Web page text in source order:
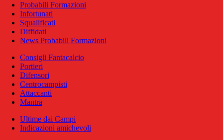
Probabili Formazioni
Infortunati
Squalificati
Diffidati
News Probabili Formazioni
Consigli Fantacalcio
Portieri
Difensori
Centrocampisti
Attaccanti
Mantra
Ultime dai Campi
Indicazioni amichevoli